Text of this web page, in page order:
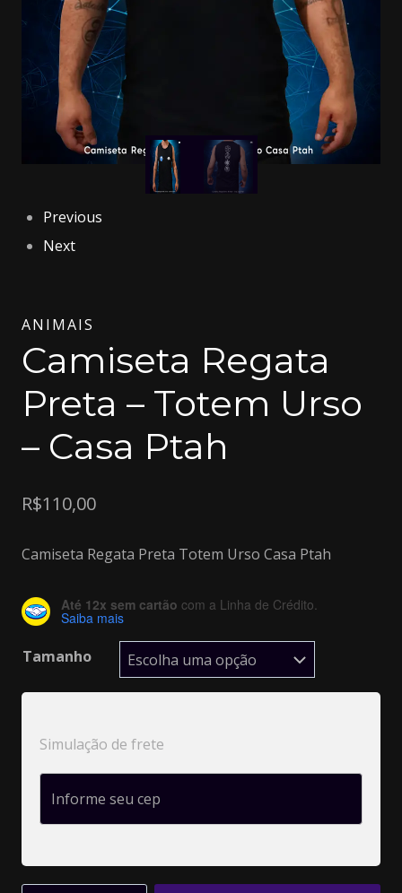
Previous
Next
ANIMAIS
Camiseta Regata
Preta – Totem Urso
– Casa Ptah
R$110,00
Camiseta Regata Preta Totem Urso Casa Ptah
Até 12x sem cartão com a Linha de Crédito.
Saiba mais
Tamanho
Simulação de frete